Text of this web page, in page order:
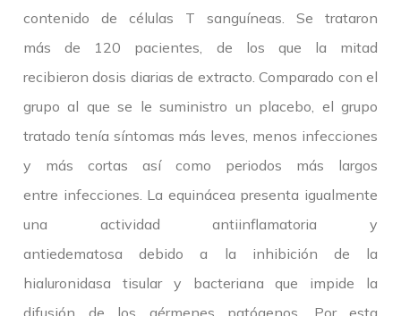
contenido de células T sanguíneas. Se trataron
más de 120 pacientes, de los que la mitad
recibieron dosis diarias de extracto. Comparado con el
grupo al que se le suministro un placebo, el grupo
tratado tenía síntomas más leves, menos infecciones
y más cortas así como periodos más largos
entre infecciones. La equinácea presenta igualmente
una actividad antiinflamatoria y
antiedematosa debido a la inhibición de la
hialuronidasa tisular y bacteriana que impide la